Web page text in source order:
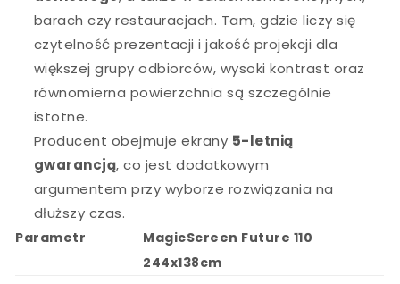
barach czy restauracjach. Tam, gdzie liczy się
czytelność prezentacji i jakość projekcji dla
większej grupy odbiorców, wysoki kontrast oraz
równomierna powierzchnia są szczególnie
istotne.
Producent obejmuje ekrany 5-letnią
gwarancją, co jest dodatkowym
argumentem przy wyborze rozwiązania na
dłuższy czas.
Parametr
MagicScreen Future 110
244x138cm